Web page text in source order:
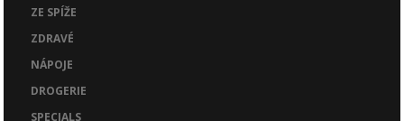
ZE SPÍŽE
ZDRAVÉ
NÁPOJE
DROGERIE
SPECIALS